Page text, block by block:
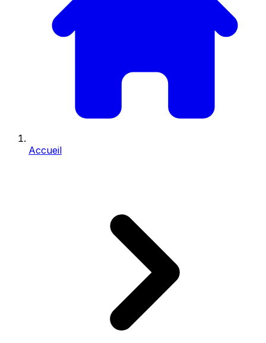
Accueil